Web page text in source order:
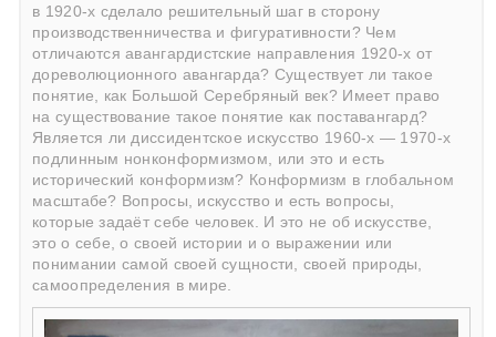
в 1920-х сделало решительный шаг в сторону
производственничества и фигуративности? Чем
отличаются авангардистские направления 1920-х от
дореволюционного авангарда? Существует ли такое
понятие, как Большой Серебряный век? Имеет право
на существование такое понятие как поставангард?
Является ли диссидентское искусство 1960-х — 1970-х
подлинным нонконформизмом, или это и есть
исторический конформизм? Конформизм в глобальном
масштабе? Вопросы, искусство и есть вопросы,
которые задаёт себе человек. И это не об искусстве,
это о себе, о своей истории и о выражении или
понимании самой своей сущности, своей природы,
самоопределения в мире.